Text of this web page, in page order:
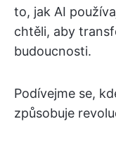
to, jak AI
chtěli, aby
budoucnosti.
Podívejme se,
způsobuje